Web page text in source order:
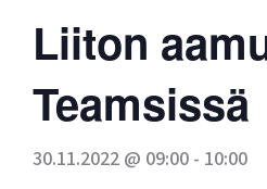
Liiton
Teamsissä
30.11.2022 @ 09:00- 10:00